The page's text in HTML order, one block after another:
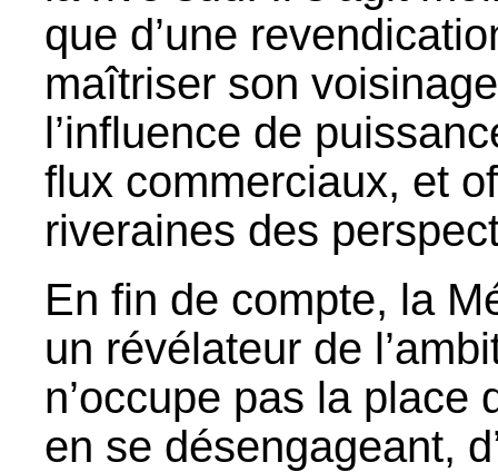
que d’une
maîtriser son
l’influence de
flux commerciaux, et
riveraines des
En fin de compte, la
un révélateur de
n’occupe pas la
en se désengageant,